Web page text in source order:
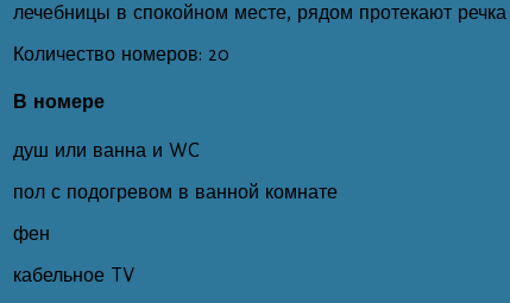
лечебницы в спокойном месте, рядом протекают
Количество номеров: 20
В номере
душ или ванна и WC
пол с подогревом в ванной комнате
фен
кабельное TV